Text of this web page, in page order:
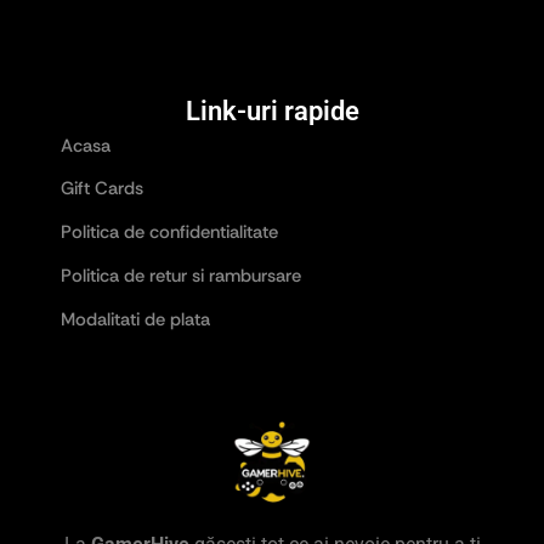
Link-uri rapide
Acasa
Gift Cards
Politica de confidentialitate
Politica de retur si rambursare
Modalitati de plata